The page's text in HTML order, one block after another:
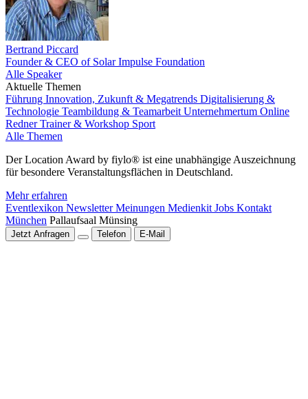
Bertrand Piccard
Founder & CEO of Solar Impulse Foundation
Alle Speaker
Aktuelle Themen
Führung Innovation, Zukunft & Megatrends Digitalisierung &
Technologie Teambildung & Teamarbeit Unternehmertum Online
RednerTrainer & Workshop Sport
Alle Themen
Der Location Award by fiylo® ist eine unabhängige Auszeichnung
für besondere Veranstaltungsflächen in Deutschland.
Mehr erfahren
Eventlexikon NewsletterMeinungen Medienkit Jobs Kontakt
München Pallaufsaal Münsing
Jetzt Anfragen Telefon E-Mail